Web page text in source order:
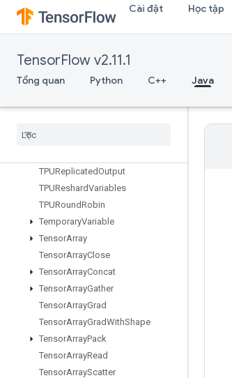
Cài đặt Học tập
TensorFlow v2.11.1
Tổng quan Python C++ Java
TPUEmbeddingActivations
TPUExecute
TPUOrdinalSelector
TPUPartitionedInputV2
TPUPartitionedOutput
TPUReplicatedOutput
TPUReshardVariables
TPURoundRobin
TemporaryVariable
TensorArray
TensorArrayClose
TensorArrayConcat
TensorArrayGather
TensorArrayGrad
TensorArrayGradWithShape
TensorArrayPack
TensorArrayRead
TensorArrayScatter